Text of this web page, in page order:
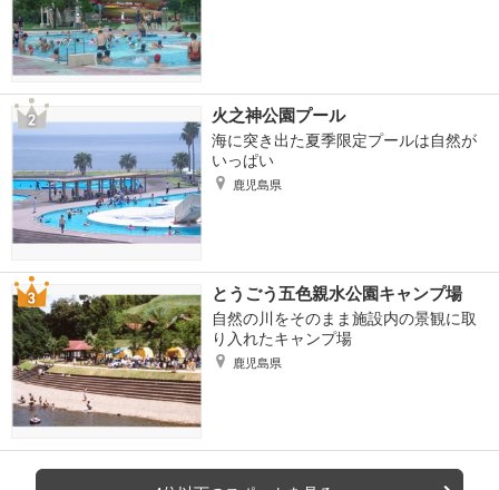
火之神公園プール
海に突き出た夏季限定プールは自然が
いっぱい
鹿児島県
とうごう五色親水公園キャンプ場
自然の川をそのまま施設内の景観に取
り入れたキャンプ場
鹿児島県